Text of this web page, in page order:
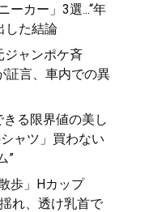
べきブランド60の歴
色を、自身が愛用す
ともに徹底紹介
実践編>』
カー」3選...“年
した結論
ジャンポケ斉
証言、車内での異
る限界値の美し
ャツ」買わない
”
歩」Hカップ
れ、透け乳首で